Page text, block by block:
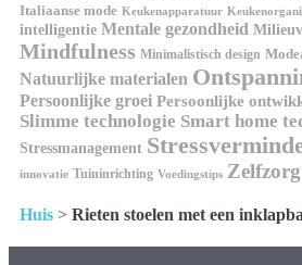
Italiaanse mode Keukenapparatuur
intelligentie Mentale gezondheid
Mindfulness Minimalistisch design
Natuurlijke materialen
Persoonlijke groei Persoonlijke
Slimme technologie Smart home
Stressmanagement
innovatie Tuininrichting Voedingstips Zelfzorg
Huis > Rieten stoelen met een